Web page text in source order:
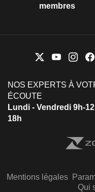
membres
NOS EXPERTS À
ÉCOUTE
Lundi - Vendredi 9h-
18h
Mentions légales
Qui